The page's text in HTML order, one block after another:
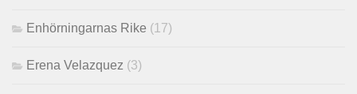
Enhörningarnas Rike (17)
Erena Velazquez (3)